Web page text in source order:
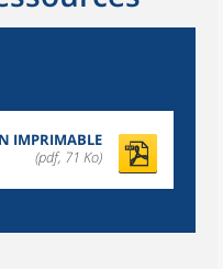
IMPRIMABLE
(pdf, 71 Ko)